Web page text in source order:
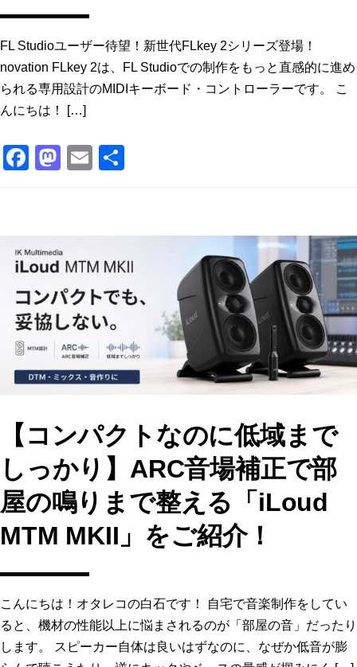
FL Studioユーザー待望！新世代FLkey 2シリーズ登場！
novation FLkey 2は、FL Studioでの制作をもっと直感的に進め
られる専用設計のMIDIキーボード・コントローラーです。 こ
んにちは！ […]
F
b
o
o
k
M
d
o
n
E
【コンパクトなのに低域まで
しっかり】ARC音場補正で部
屋の鳴りまで整える「iLoud
MTM MKII」をご紹介！
こんにちは！オタレコの白石です！ 自宅で音楽制作をしてい
ると、機材の性能以上に悩まされるのが「部屋の音」だったり
します。 スピーカー自体は良いはずなのに、なぜか低音が膨